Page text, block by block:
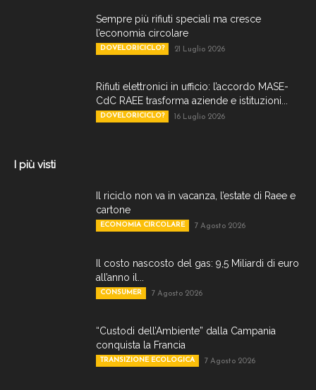
Sempre più rifiuti speciali ma cresce
l’economia circolare
DOVELORICICLO? 21 Luglio 2026
Rifiuti elettronici in ufficio: l’accordo MASE-
CdC RAEE trasforma aziende e istituzioni...
DOVELORICICLO? 16 Luglio 2026
I più visti
Il riciclo non va in vacanza, l’estate di Raee e
cartone
ECONOMIA CIRCOLARE 7 Agosto 2026
Il costo nascosto del gas: 9,5 Miliardi di euro
all’anno il...
CONSUMER 7 Agosto 2026
“Custodi dell’Ambiente” dalla Campania
conquista la Francia
TRANSIZIONE ECOLOGICA 7 Agosto 2026